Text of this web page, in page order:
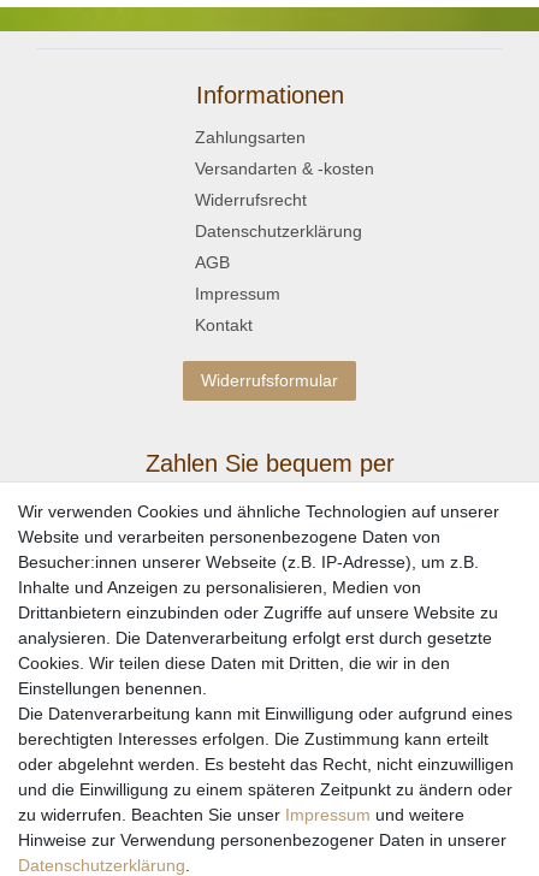
Informationen
Zahlungsarten
Versandarten & -kosten
Widerrufsrecht
Datenschutzerklärung
AGB
Impressum
Kontakt
Widerrufsformular
Zahlen Sie bequem per
Wir versenden mit
Wir verwenden Cookies und ähnliche Technologien auf unserer
Website und verarbeiten personenbezogene Daten von
Besucher:innen unserer Webseite (z.B. IP-Adresse), um z.B.
Inhalte und Anzeigen zu personalisieren, Medien von
Drittanbietern einzubinden oder Zugriffe auf unsere Website zu
analysieren. Die Datenverarbeitung erfolgt erst durch gesetzte
Cookies. Wir teilen diese Daten mit Dritten, die wir in den
Einstellungen benennen.
Die Datenverarbeitung kann mit Einwilligung oder aufgrund eines
berechtigten Interesses erfolgen. Die Zustimmung kann erteilt
oder abgelehnt werden. Es besteht das Recht, nicht einzuwilligen
und die Einwilligung zu einem späteren Zeitpunkt zu ändern oder
zu widerrufen. Beachten Sie unser Impressum und weitere
Hinweise zur Verwendung personenbezogener Daten in unserer
Daten­schutz­erklärung